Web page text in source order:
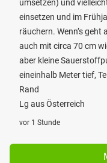
umsetzen) und
einsetzen und im
räuchern. Wenn’s geht
auch mit circa 70 cm
aber kleine
eineinhalb Meter tief,
Rand
Lg aus Österreich
vor 1 Stunde